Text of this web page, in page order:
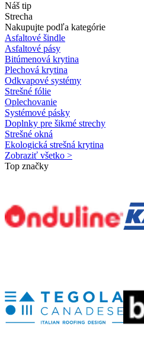
Náš tip
Strecha
Nakupujte podľa kategórie
Asfaltové šindle
Asfaltové pásy
Bitúmenová krytina
Plechová krytina
Odkvapové systémy
Strešné fólie
Oplechovanie
Systémové pásky
Doplnky pre šikmé strechy
Strešné okná
Ekologická strešná krytina
Zobraziť všetko >
Top značky